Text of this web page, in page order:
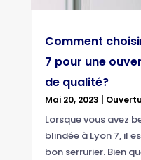
Comment
7 pour une
de qualité?
Mai 20, 2023
Lorsque vous avez
blindée à Lyon 7, il
bon serrurier. Bien